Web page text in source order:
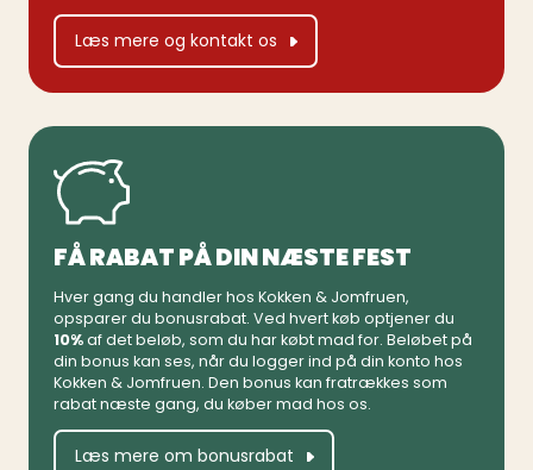
Læs mere og kontakt os
FÅ RABAT PÅ DIN NÆSTE FEST
Hver gang du handler hos Kokken & Jomfruen,
opsparer du bonusrabat. Ved hvert køb optjener du
10%af det beløb, som du har købt mad for. Beløbet på
din bonus kan ses, når du logger ind på din konto hos
Kokken & Jomfruen. Den bonus kan fratrækkes som
rabat næste gang, du køber mad hos os.
Læs mere om bonusrabat